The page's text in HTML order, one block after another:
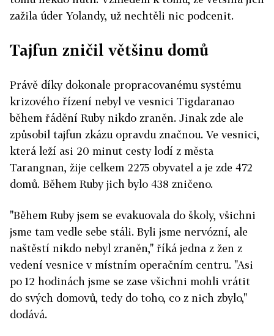
zažila úder Yolandy, už nechtěli nic podcenit.
Tajfun zničil většinu domů
Právě díky dokonale propracovanému systému
krizového řízení nebyl ve vesnici Tigdaranao
během řádění Ruby nikdo zraněn. Jinak zde ale
způsobil tajfun zkázu opravdu značnou. Ve vesnici,
která leží asi 20 minut cesty lodí z města
Tarangnan, žije celkem 2275 obyvatel a je zde 472
domů. Během Ruby jich bylo 438 zničeno.
"Během Ruby jsem se evakuovala do školy, všichni
jsme tam vedle sebe stáli. Byli jsme nervózní, ale
naštěstí nikdo nebyl zraněn," říká jedna z žen z
vedení vesnice v místním operačním centru. "Asi
po 12 hodinách jsme se zase všichni mohli vrátit
do svých domovů, tedy do toho, co z nich zbylo,"
dodává.